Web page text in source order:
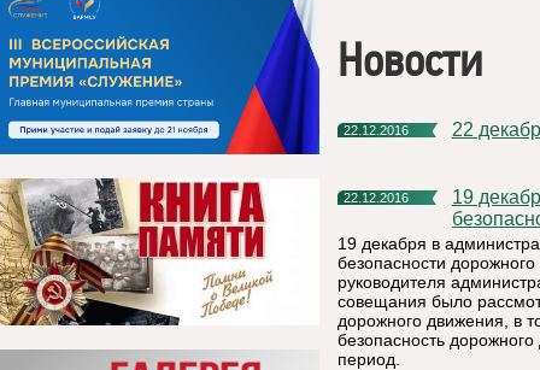
Новости
22.12.2016 22
22.12.2016
19 декабря прошло заседание районной комиссии по
19 декабря в
безопасности
руководителя
совещания было
дорожного движения, в
безопасность
период.